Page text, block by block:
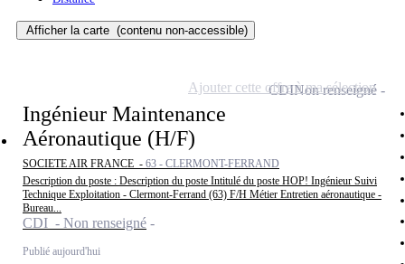
Afficher la carte (contenu non-accessible)
Ingénieur Maintenance
Aéronautique (H/F)
SOCIETE AIR FRANCE - 63 - CLERMONT-FERRAND
Description du poste : Description du poste Intitulé du poste HOP! Ingénieur Suivi
Technique Exploitation - Clermont-Ferrand (63) F/H Métier Entretien aéronautique -
Bureau...
CDI - Non renseigné
Publié aujourd'hui
CDINon renseigné
Ajouter cette offre à ma sélection